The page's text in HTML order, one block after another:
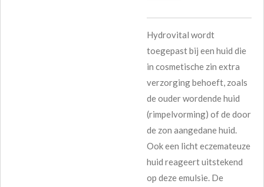
Hydrovital wordt
toegepast bij een huid die
in cosmetische zin extra
verzorging behoeft, zoals
de ouder wordende huid
(rimpelvorming) of de door
de zon aangedane huid.
Ook een licht eczemateuze
huid reageert uitstekend
op deze emulsie. De